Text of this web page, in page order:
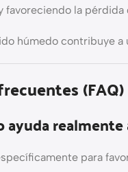
favoreciendo la pérdida
húmedo contribuye a
(FAQ)
realmente
para